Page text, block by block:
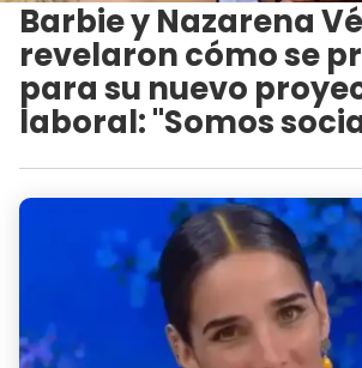
Barbie y Nazarena
revelaron cómo se
para su nuevo
laboral: "Somos